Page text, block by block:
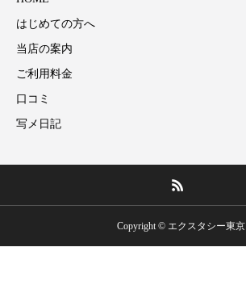
はじめての方へ
当店の案内
ご利用料金
口コミ
写メ日記
Copyright © エクスタシー東京